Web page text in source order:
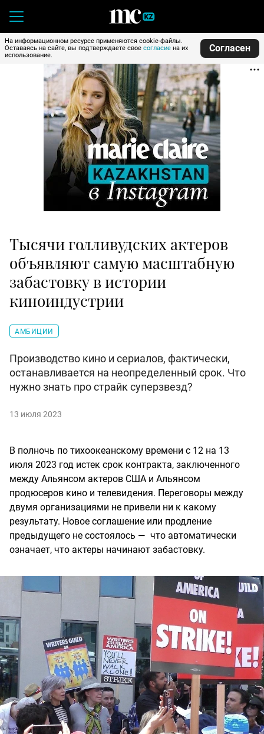
На информационном ресурсе применяются cookie-файлы.
Оставаясь на сайте, вы подтверждаете свое согласие на их
использование.
Согласен
Тысячи голливудских актеров
объявляют самую масштабную
забастовку в истории
киноиндустрии
АМБИЦИИ
Производство кино и сериалов, фактически,
останавливается на неопределенный срок. Что
нужно знать про страйк суперзвезд?
13 июля 2023
В полночь по тихоокеанскому времени с 12 на 13
июля 2023 год истек срок контракта, заключенного
между Альянсом актеров США и Альянсом
продюсеров кино и телевидения. Переговоры между
двумя организациями не привели ни к какому
результату. Новое соглашение или продление
предыдущего не состоялось — что автоматически
означает, что актеры начинают забастовку.